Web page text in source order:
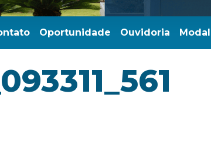
Oportunidade Ouvidoria